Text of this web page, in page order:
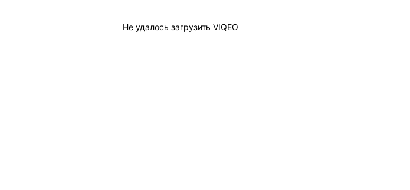
Не удалось загрузить VIQEO